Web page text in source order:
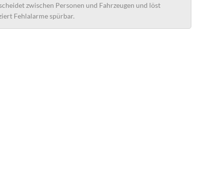
zwischen Personen und Fahrzeugen und löst
Fehlalarme spürbar.